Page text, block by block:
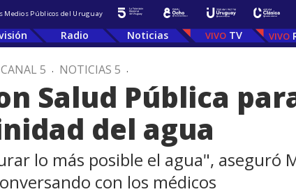
Medios Públicos del Uruguay
Radio Noticias TV
CANAL 5 . NOTICIAS 5 .
Salud Pública
del agua
lo más posible el agua", aseguró
con los médicos